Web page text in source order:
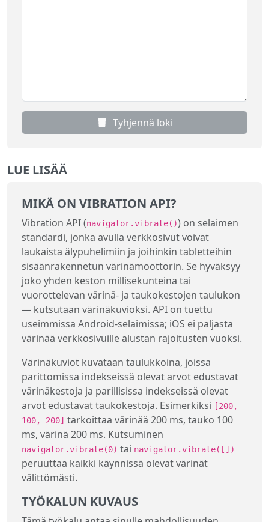
Tyhjennä loki
LUE LISÄÄ
MIKÄ ON VIBRATION API?
Vibration API (navigator.vibrate()) on selaimen
standardi, jonka avulla verkkosivut voivat
laukaista älypuhelimiin ja joihinkin tabletteihin
sisäänrakennetun värinämoottorin. Se hyväksyy
joko yhden keston millisekunteina tai
vuorottelevan värinä- ja taukokestojen taulukon
— kutsutaan värinäkuvioksi. API on tuettu
useimmissa Android-selaimissa; iOS ei paljasta
värinää verkkosivuille alustan rajoitusten vuoksi.
Värinäkuviot kuvataan taulukkoina, joissa
parittomissa indekseissä olevat arvot edustavat
värinäkestoja ja parillisissa indekseissä olevat
arvot edustavat taukokestoja. Esimerkiksi [200,
100, 200] tarkoittaa värinää 200 ms, tauko 100
ms, värinä 200 ms. Kutsuminen
navigator.vibrate(0) tai navigator.vibrate([])
peruuttaa kaikki käynnissä olevat värinät
välittömästi.
TYÖKALUN KUVAUS